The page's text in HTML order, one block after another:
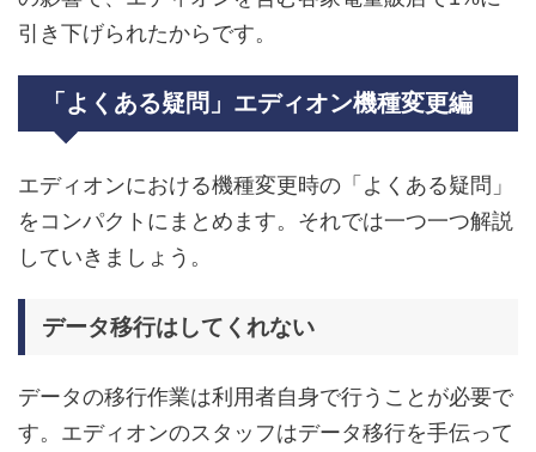
引き下げられたからです。
「よくある疑問」エディオン機種変更編
エディオンにおける機種変更時の「よくある疑問」
をコンパクトにまとめます。それでは一つ一つ解説
していきましょう。
データ移行はしてくれない
データの移行作業は利用者自身で行うことが必要で
す。エディオンのスタッフはデータ移行を手伝って